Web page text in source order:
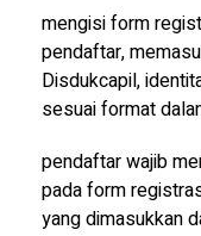
mengisi form
pendaftar,
Disdukcapil,
sesuai format
pendaftar wajib
pada form
yang dimasukkan